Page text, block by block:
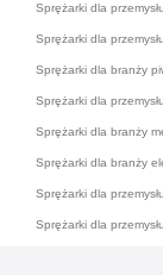
Sprężarki dla
Sprężarki dla
Sprężarki dla branży
Sprężarki dla
Sprężarki dla branży
Sprężarki dla branży
Sprężarki dla
Sprężarki dla